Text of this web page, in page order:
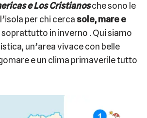
e Los Cristianosche sono le
per chi cerca sole, mare e
in inverno . Qui siamo
un’area vivace con belle
e un clima primaverile tutto